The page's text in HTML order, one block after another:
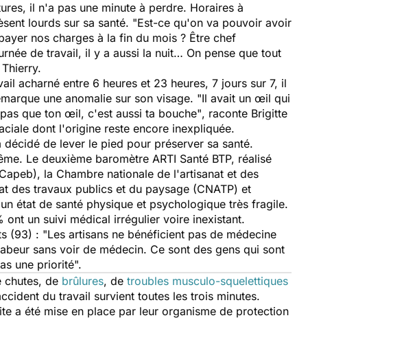
il n'a pas une minute à perdre. Horaires à
lourds sur sa santé. "Est-ce qu'on va pouvoir avoir
nos charges à la fin du mois ? Être chef
de travail, il y a aussi la nuit… On pense que tout
acharné entre 6 heures et 23 heures, 7 jours sur 7, il
une anomalie sur son visage. "Il avait un œil qui
que ton œil, c'est aussi ta bouche", raconte Brigitte
dont l'origine reste encore inexpliquée.
de lever le pied pour préserver sa santé.
Le deuxième baromètre ARTI Santé BTP, réalisé
la Chambre nationale de l'artisanat et des
des travaux publics et du paysage (CNATP) et
état de santé physique et psychologique très fragile.
un suivi médical irrégulier voire inexistant.
(93) : "Les artisans ne bénéficient pas de médecine
sans voir de médecin. Ce sont des gens qui sont
une priorité".
chutes, de brûlures, de troubles musculo-squelettiques
du travail survient toutes les trois minutes.
a été mise en place par leur organisme de protection